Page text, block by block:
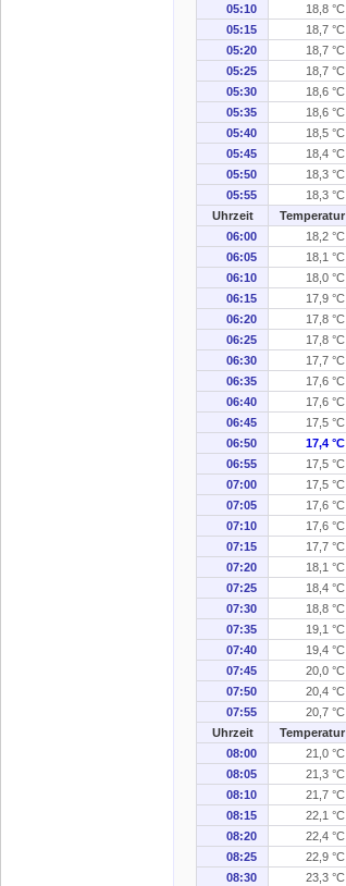
05:10
18,8 °C
05:15
18,7 °C
05:20
18,7 °C
05:25
18,7 °C
05:30
18,6 °C
05:35
18,6 °C
05:40
18,5 °C
05:45
18,4 °C
05:50
18,3 °C
05:55
18,3 °C
Uhrzeit
Temperatur
06:00
18,2 °C
06:05
18,1 °C
06:10
18,0 °C
06:15
17,9 °C
06:20
17,8 °C
06:25
17,8 °C
06:30
17,7 °C
06:35
17,6 °C
06:40
17,6 °C
06:45
17,5 °C
06:50
17,4 °C
06:55
17,5 °C
07:00
17,5 °C
07:05
17,6 °C
07:10
17,6 °C
07:15
17,7 °C
07:20
18,1 °C
07:25
18,4 °C
07:30
18,8 °C
07:35
19,1 °C
07:40
19,4 °C
07:45
20,0 °C
07:50
20,4 °C
07:55
20,7 °C
Uhrzeit
Temperatur
08:00
21,0 °C
08:05
21,3 °C
08:10
21,7 °C
08:15
22,1 °C
08:20
22,4 °C
08:25
22,9 °C
08:30
23,3 °C